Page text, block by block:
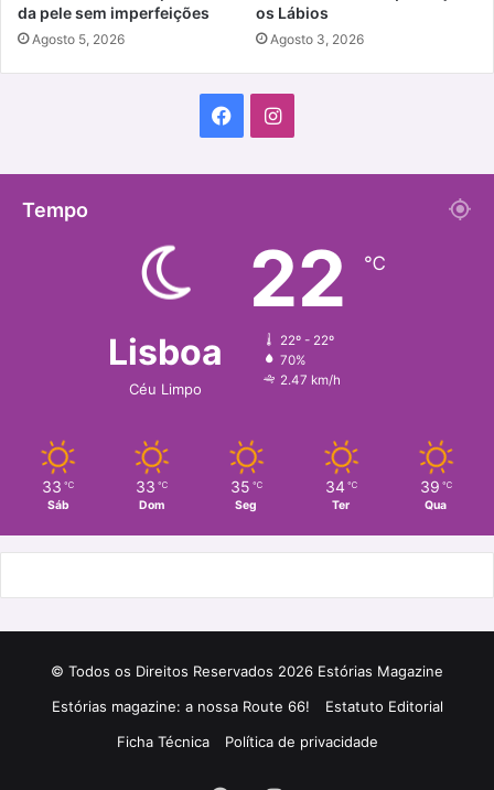
da pele sem imperfeições
Agosto 5, 2026
os Lábios
Agosto 3, 2026
FacebookInstagram
Tempo
Lisboa
Céu Limpo
22 ℃
22º - 22º
70%
2.47 km/h
33 ℃
Sáb
33 ℃
Dom
35 ℃
Seg
34 ℃
Ter
39 ℃
Qua
© Todos os Direitos Reservados 2026 Estórias Magazine
Estórias magazine: a nossa Route 66!
Estatuto Editorial
Ficha Técnica
Política de privacidade